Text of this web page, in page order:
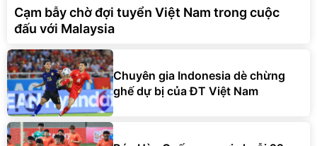
Cạm bẫy chờ đợi tuyển Việt Nam trong cuộc
đấu với Malaysia
Chuyên gia Indonesia dè chừng
ghế dự bị của ĐT Việt Nam